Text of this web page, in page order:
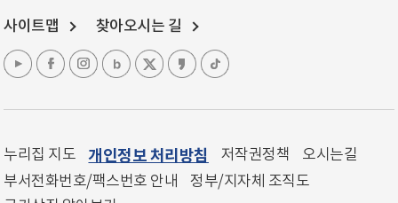
사이트맵 찾아오시는 길
누리집 지도 개인정보 처리방침 저작권정책
오시는길
부서전화번호/팩스번호 안내
정부/지자체 조직도